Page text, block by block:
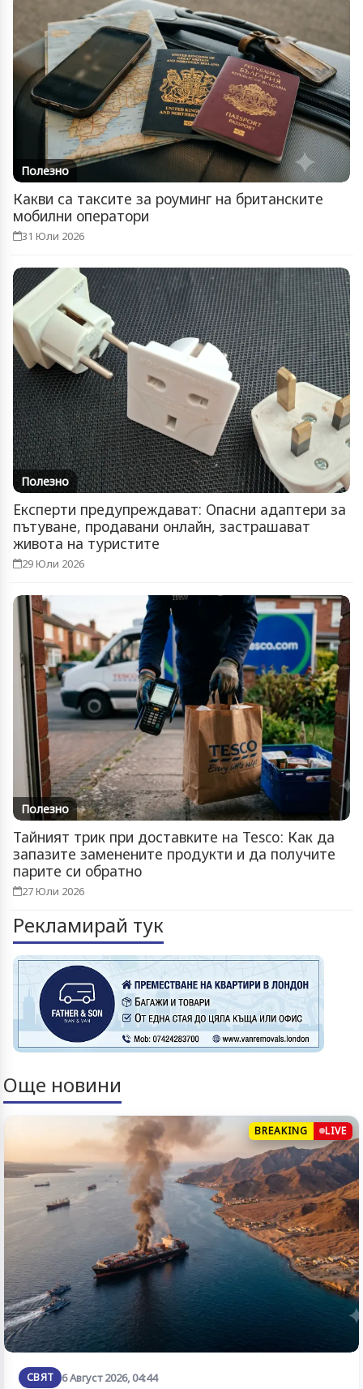
Полезно
Какви са таксите за роуминг на британските
мобилни оператори
31 Юли 2026
Полезно
Експерти предупреждават: Опасни адаптери за
пътуване, продавани онлайн, застрашават
живота на туристите
29 Юли 2026
Полезно
Тайният трик при доставките на Tesco: Как да
запазите заменените продукти и да получите
парите си обратно
27 Юли 2026
Рекламирай тук
Още новини
BREAKING LIVE
СВЯТ 6 Август 2026, 04:44